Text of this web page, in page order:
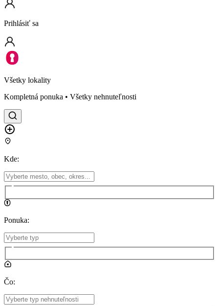
Prihlásiť sa
Všetky lokality
Kompletná ponuka • Všetky nehnuteľnosti
Kde:
Ponuka:
Čo: